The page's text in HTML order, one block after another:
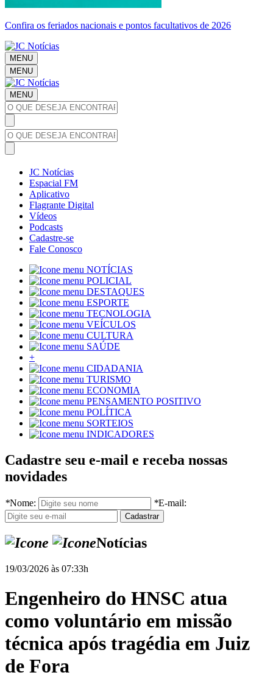
Confira os feriados nacionais e pontos facultativos de 2026
MENU
MENU
MENU
JC Notícias
Espacial FM
Aplicativo
Flagrante Digital
Vídeos
Podcasts
Cadastre-se
Fale Conosco
NOTÍCIAS
POLICIAL
DESTAQUES
ESPORTE
TECNOLOGIA
VEÍCULOS
CULTURA
SAÚDE
+
CIDADANIA
TURISMO
ECONOMIA
PENSAMENTO POSITIVO
POLÍTICA
SORTEIOS
INDICADORES
Cadastre seu e-mail e receba nossas
novidades
*Nome: *E-mail:
Notícias
19/03/2026 às 07:33h
Engenheiro do HNSC atua
como voluntário em missão
técnica após tragédia em Juiz
de Fora